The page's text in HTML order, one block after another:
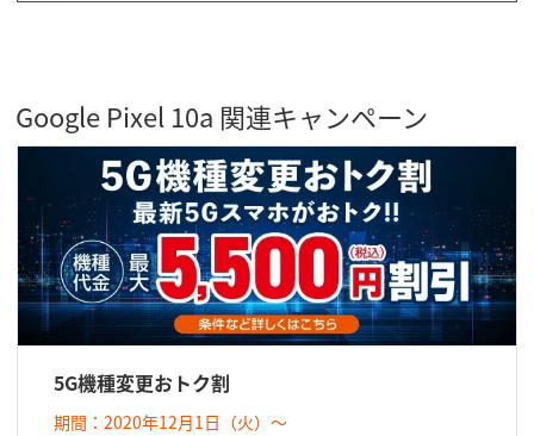
Google Pixel 10a 関連キャンペーン
5G機種変更おトク割
期間：2020年12月1日（火）～